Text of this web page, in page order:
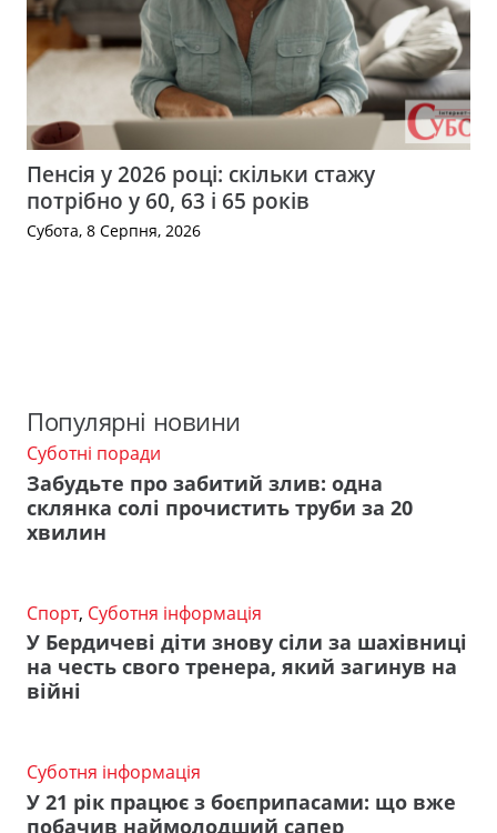
Пенсія у 2026 році: скільки стажу
потрібно у 60, 63 і 65 років
Субота, 8 Серпня, 2026
Популярні новини
Суботні поради
Забудьте про забитий злив: одна
склянка солі прочистить труби за 20
хвилин
Спорт, Суботня інформація
У Бердичеві діти знову сіли за шахівниці
на честь свого тренера, який загинув на
війні
Суботня інформація
У 21 рік працює з боєприпасами: що вже
побачив наймолодший сапер